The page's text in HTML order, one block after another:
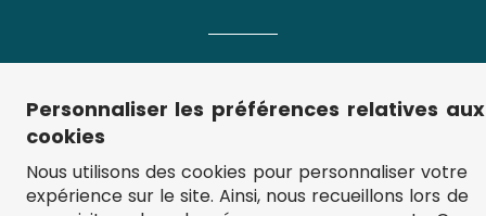
Filtrer Trier
fou-de-puzzle.com : le site référence pour acheter des puzzles de
qualité à bon prix.
Personnaliser les préférences relatives aux
cookies
Nous utilisons des cookies pour personnaliser votre
expérience sur le site. Ainsi, nous recueillons lors de